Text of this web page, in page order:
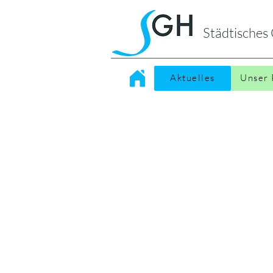
Aktuelles Unser